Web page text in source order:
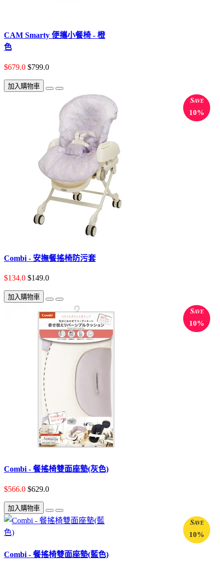
CAM Smarty 便攜小餐椅 - 橙
色
$679.0 $799.0
加入購物車
Save
10%
Combi - 安撫餐搖椅防污套
$134.0 $149.0
加入購物車
Save
10%
Combi - 餐搖椅雙面座墊(灰色)
$566.0 $629.0
加入購物車
Save
10%
Combi - 餐搖椅雙面座墊(藍色)